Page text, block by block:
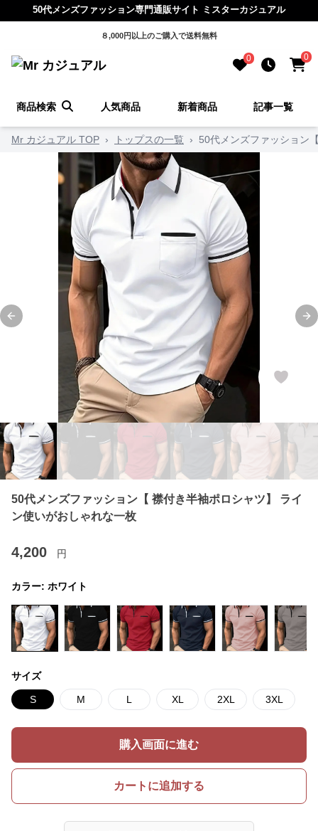
50代メンズファッション専門通販サイト ミスターカジュアル
８,000円以上のご購入で送料無料
0 0
商品検索 人気商品 新着商品 記事一覧
Mr カジュアル TOP › トップスの一覧 › 50代メンズファッション
Previous slide
50代メンズファッション【 襟付き半袖ポロシャツ】 ライ
ン使いがおしゃれな一枚
4,200 円
カラー: ホワイト
サイズ
S M L XL 2XL 3XL
購入画面に進む
カートに追加する